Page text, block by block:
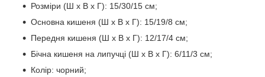
Розміри (Ш х В х Г): 15/30/15 см;
Основна кишеня (Ш х В х Г): 15/19/8 см;
Передня кишеня (Ш х В х Г): 12/17/4 см;
Бічна кишеня на липучці (Ш х В х Г): 6/11/3 см;
Колір: чорний;